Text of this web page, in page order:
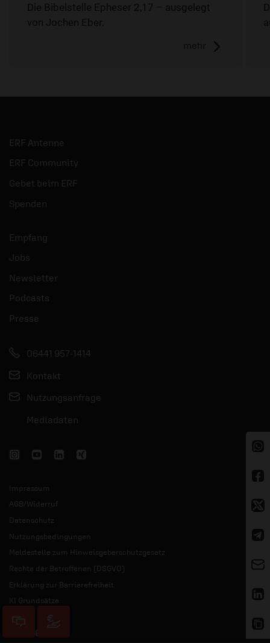
Die Bibelstelle Epheser 2,17 – ausgelegt
von Jochen Eber.
mehr
ERF Antenne
ERF Community
Gebet beim ERF
Spenden
Empfang
Jobs
Newsletter
Podcasts
Presse
06441 957-1414
Kontakt
Nutzungsanfrage
Mediadaten
Impressum
AGB/Widerruf
Datenschutz
Nutzungsbedingungen
Meldestelle zum Hinweisgeberschutzgesetz
Rechte der Betroffenen (DSGVO)
Erklärung zur Barrierefreiheit
KI Grundsätze
© 2026 ERF